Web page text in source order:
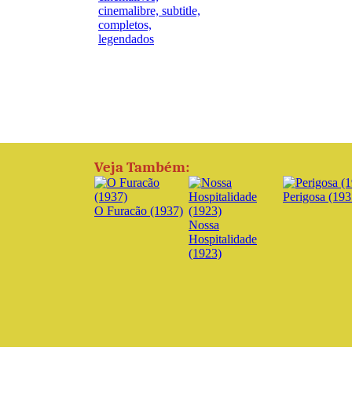
Veja Também:
O Furacão (1937)
Nossa
Hospitalidade
(1923)
Perigosa